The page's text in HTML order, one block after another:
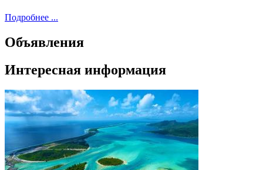
Подробнее ...
Объявления
Интересная информация